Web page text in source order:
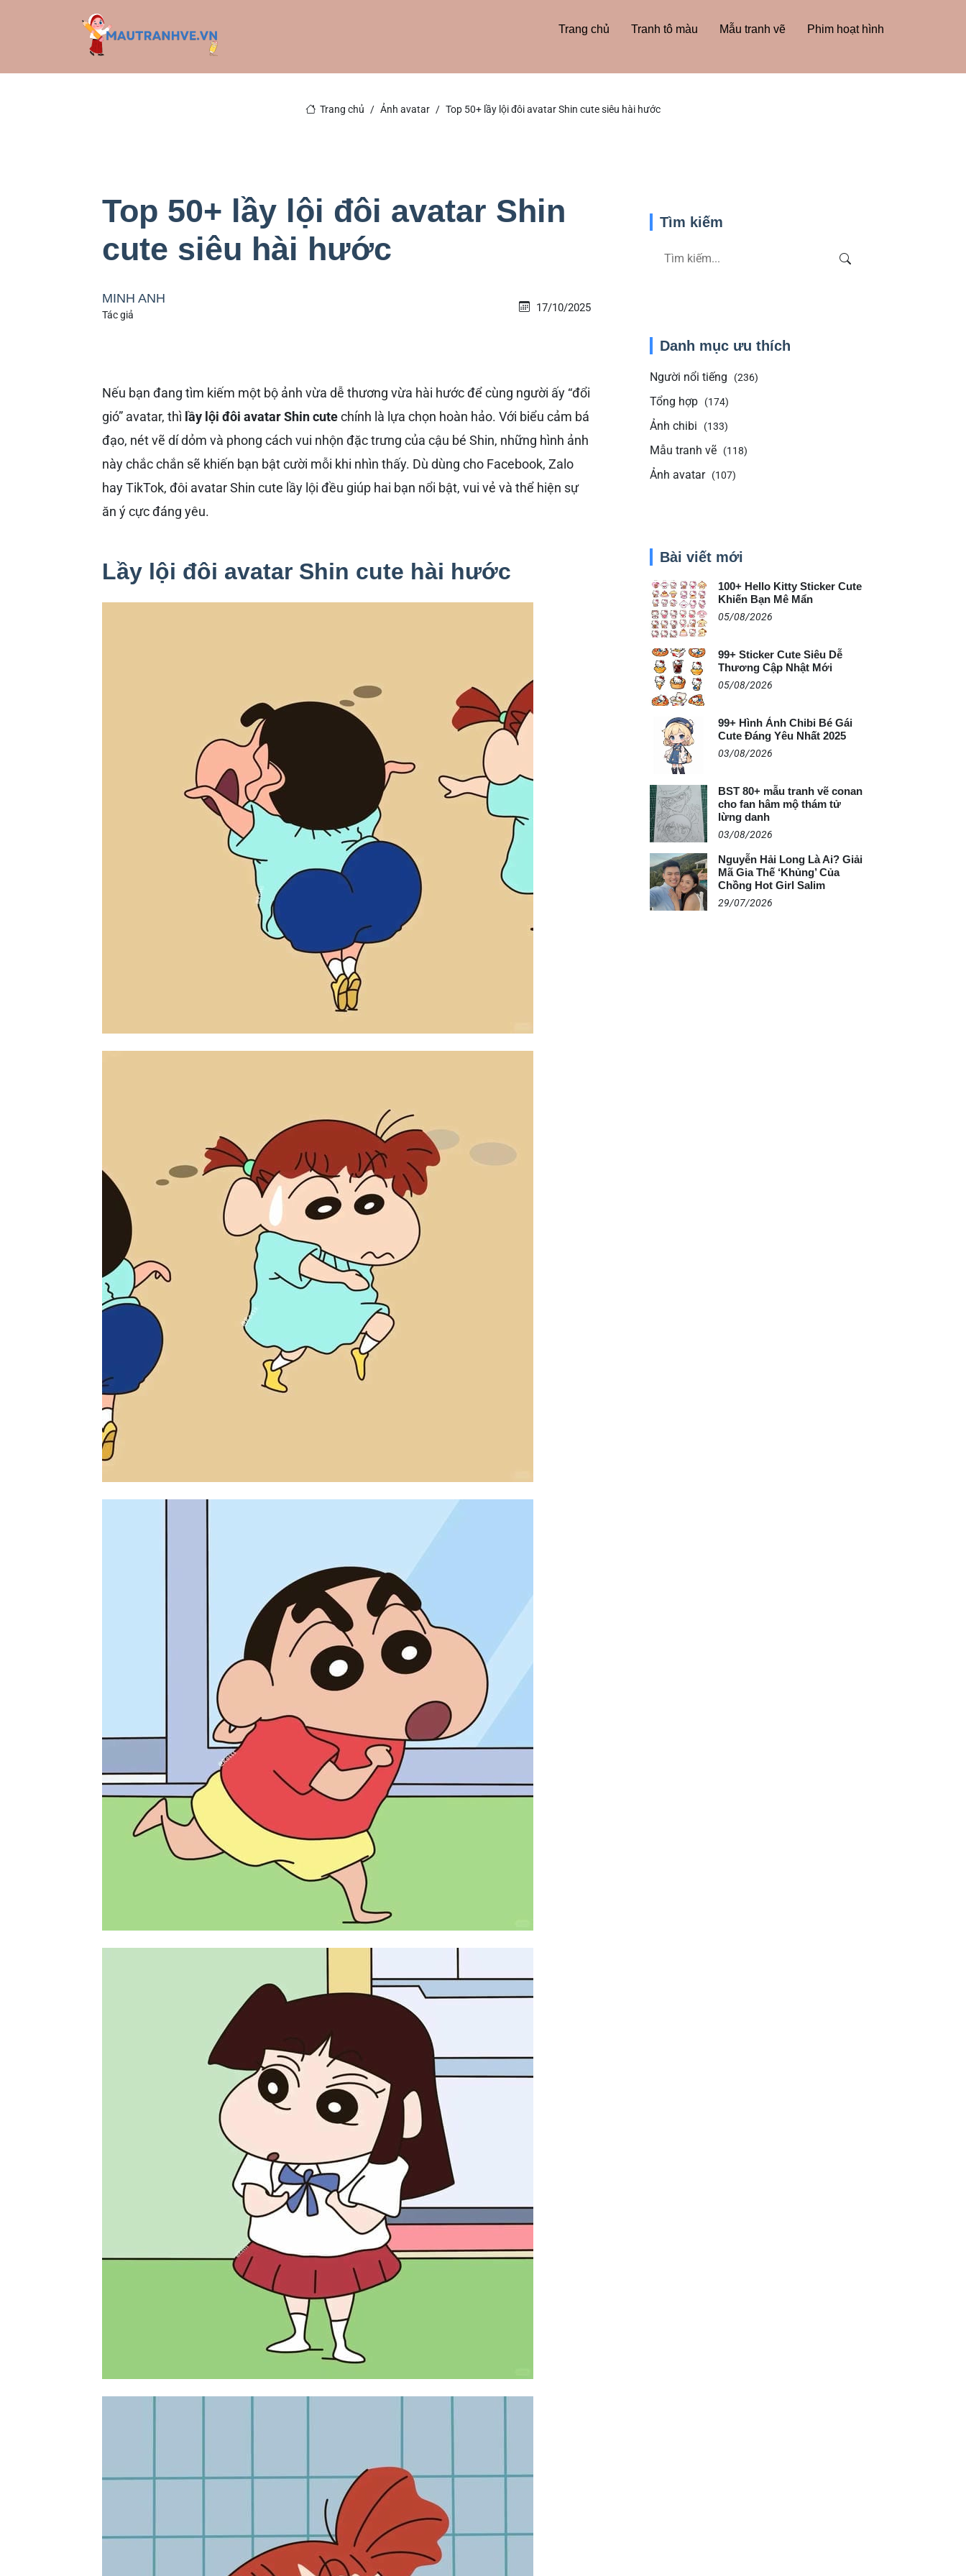
Trang chủ Tranh tô màu Mẫu tranh vẽ Phim hoạt hình
Trang chủ Ảnh avatar Top 50+ lầy lội đôi avatar Shin cute siêu hài hước
Top 50+ lầy lội đôi avatar Shin
cute siêu hài hước
MINH ANH
Tác giả
17/10/2025
Nếu bạn đang tìm kiếm một bộ ảnh vừa dễ thương vừa hài hước để cùng người ấy “đổi
gió” avatar, thì lầy lội đôi avatar Shin cutechính là lựa chọn hoàn hảo. Với biểu cảm bá
đạo, nét vẽ dí dỏm và phong cách vui nhộn đặc trưng của cậu bé Shin, những hình ảnh
này chắc chắn sẽ khiến bạn bật cười mỗi khi nhìn thấy. Dù dùng cho Facebook, Zalo
hay TikTok, đôi avatar Shin cute lầy lội đều giúp hai bạn nổi bật, vui vẻ và thể hiện sự
ăn ý cực đáng yêu.
Lầy lội đôi avatar Shin cute hài hước
Tìm kiếm
Danh mục ưu thích
Người nổi tiếng (236)
Tổng hợp (174)
Ảnh chibi (133)
Mẫu tranh vẽ (118)
Ảnh avatar (107)
Bài viết mới
100+ Hello Kitty Sticker Cute
Khiến Bạn Mê Mẩn
05/08/2026
99+ Sticker Cute Siêu Dễ
Thương Cập Nhật Mới
05/08/2026
99+ Hình Ảnh Chibi Bé Gái
Cute Đáng Yêu Nhất 2025
03/08/2026
BST 80+ mẫu tranh vẽ conan
cho fan hâm mộ thám tử
lừng danh
03/08/2026
Nguyễn Hải Long Là Ai? Giải
Mã Gia Thế ‘Khủng’ Của
Chồng Hot Girl Salim
29/07/2026